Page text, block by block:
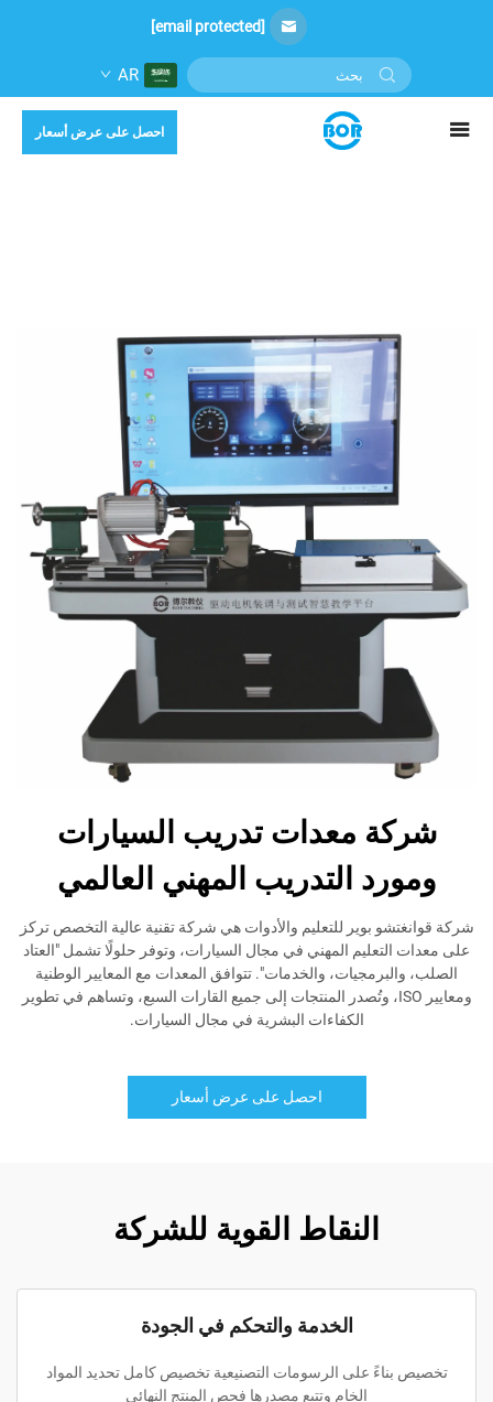
[email protected]
AR
احصل على عرض أسعار
شركة معدات تدريب السيارات
ومورد التدريب المهني العالمي
شركة قوانغتشو بوير للتعليم والأدوات هي شركة تقنية عالية التخصص تركز
على معدات التعليم المهني في مجال السيارات، وتوفر حلولًا تشمل "العتاد
الصلب، والبرمجيات، والخدمات". تتوافق المعدات مع المعايير الوطنية
ومعايير ISO، وتُصدر المنتجات إلى جميع القارات السبع، وتساهم في تطوير
الكفاءات البشرية في مجال السيارات.
احصل على عرض أسعار
النقاط القوية للشركة
الخدمة والتحكم في الجودة
تخصيص بناءً على الرسومات التصنيعية تخصيص كامل تحديد المواد
الخام وتتبع مصدرها فحص المنتج النهائي